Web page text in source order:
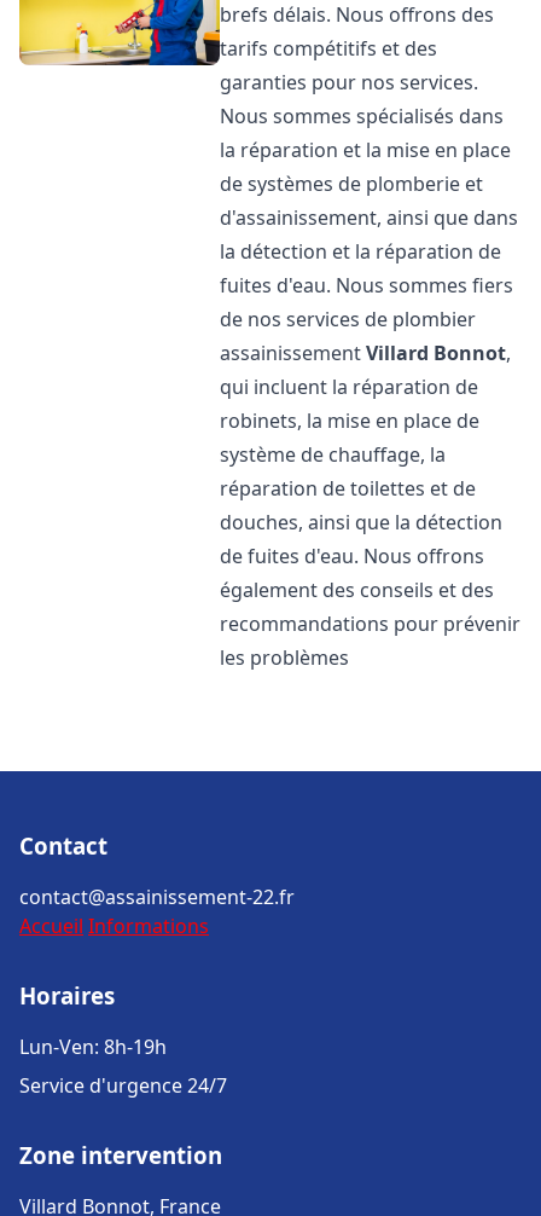
brefs délais. Nous offrons des
tarifs compétitifs et des
garanties pour nos services.
Nous sommes spécialisés dans
la réparation et la mise en place
de systèmes de plomberie et
d'assainissement, ainsi que dans
la détection et la réparation de
fuites d'eau. Nous sommes fiers
de nos services de plombier
assainissementVillard Bonnot,
qui incluent la réparation de
robinets, la mise en place de
système de chauffage, la
réparation de toilettes et de
douches, ainsi que la détection
de fuites d'eau. Nous offrons
également des conseils et des
recommandations pour prévenir
les problèmes
Contact
contact@assainissement-22.fr
Accueil Informations
Horaires
Lun-Ven: 8h-19h
Service d'urgence 24/7
Zone intervention
Villard Bonnot, France